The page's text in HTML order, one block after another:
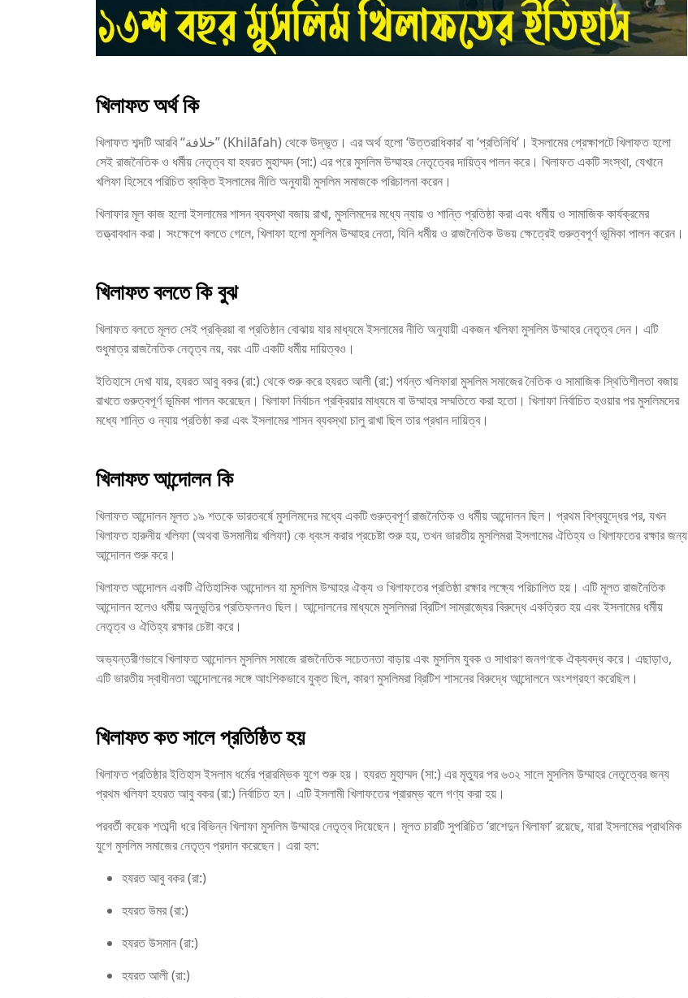
খিলাফত অর্থ কি
খিলাফত শব্দটি আরবি “خلافة” (Khilāfah) থেকে উদ্ভূত। এর অর্থ হলো ‘উত্তরাধিকার’ বা ‘প্রতিনিধি’। ইসলামের প্রেক্ষাপটে খিলাফত হলো
সেই রাজনৈতিক ও ধর্মীয় নেতৃত্ব যা হযরত মুহাম্মদ (সা:) এর পরে মুসলিম উম্মাহর নেতৃত্বের দায়িত্ব পালন করে। খিলাফত একটি সংস্থা, যেখানে
খলিফা হিসেবে পরিচিত ব্যক্তি ইসলামের নীতি অনুযায়ী মুসলিম সমাজকে পরিচালনা করেন।
খিলাফার মূল কাজ হলো ইসলামের শাসন ব্যবস্থা বজায় রাখা, মুসলিমদের মধ্যে ন্যায় ও শান্তি প্রতিষ্ঠা করা এবং ধর্মীয় ও সামাজিক কার্যক্রমের
তত্ত্বাবধান করা। সংক্ষেপে বলতে গেলে, খিলাফা হলো মুসলিম উম্মাহর নেতা, যিনি ধর্মীয় ও রাজনৈতিক উভয় ক্ষেত্রেই গুরুত্বপূর্ণ ভূমিকা পালন করেন।
খিলাফত বলতে কি বুঝ
খিলাফত বলতে মূলত সেই প্রক্রিয়া বা প্রতিষ্ঠান বোঝায় যার মাধ্যমে ইসলামের নীতি অনুযায়ী একজন খলিফা মুসলিম উম্মাহর নেতৃত্ব দেন। এটি
শুধুমাত্র রাজনৈতিক নেতৃত্ব নয়, বরং এটি একটি ধর্মীয় দায়িত্বও।
ইতিহাসে দেখা যায়, হযরত আবু বকর (রা:) থেকে শুরু করে হযরত আলী (রা:) পর্যন্ত খলিফারা মুসলিম সমাজের নৈতিক ও সামাজিক স্থিতিশীলতা বজায়
রাখতে গুরুত্বপূর্ণ ভূমিকা পালন করেছেন। খিলাফা নির্বাচন প্রক্রিয়ার মাধ্যমে বা উম্মাহর সম্মতিতে করা হতো। খিলাফা নির্বাচিত হওয়ার পর মুসলিমদের
মধ্যে শান্তি ও ন্যায় প্রতিষ্ঠা করা এবং ইসলামের শাসন ব্যবস্থা চালু রাখা ছিল তার প্রধান দায়িত্ব।
খিলাফত আন্দোলন কি
খিলাফত আন্দোলন মূলত ১৯ শতকে ভারতবর্ষে মুসলিমদের মধ্যে একটি গুরুত্বপূর্ণ রাজনৈতিক ও ধর্মীয় আন্দোলন ছিল। প্রথম বিশ্বযুদ্ধের পর, যখন
খিলাফত হারুনীয় খলিফা (অথবা উসমানীয় খলিফা) কে ধ্বংস করার প্রচেষ্টা শুরু হয়, তখন ভারতীয় মুসলিমরা ইসলামের ঐতিহ্য ও খিলাফতের রক্ষার জন্য
আন্দোলন শুরু করে।
খিলাফত আন্দোলন একটি ঐতিহাসিক আন্দোলন যা মুসলিম উম্মাহর ঐক্য ও খিলাফতের প্রতিষ্ঠা রক্ষার লক্ষ্যে পরিচালিত হয়। এটি মূলত রাজনৈতিক
আন্দোলন হলেও ধর্মীয় অনুভূতির প্রতিফলনও ছিল। আন্দোলনের মাধ্যমে মুসলিমরা ব্রিটিশ সাম্রাজ্যের বিরুদ্ধে একত্রিত হয় এবং ইসলামের ধর্মীয়
নেতৃত্ব ও ঐতিহ্য রক্ষার চেষ্টা করে।
অভ্যন্তরীণভাবে খিলাফত আন্দোলন মুসলিম সমাজে রাজনৈতিক সচেতনতা বাড়ায় এবং মুসলিম যুবক ও সাধারণ জনগণকে ঐক্যবদ্ধ করে। এছাড়াও,
এটি ভারতীয় স্বাধীনতা আন্দোলনের সঙ্গে আংশিকভাবে যুক্ত ছিল, কারণ মুসলিমরা ব্রিটিশ শাসনের বিরুদ্ধে আন্দোলনে অংশগ্রহণ করেছিল।
খিলাফত কত সালে প্রতিষ্ঠিত হয়
খিলাফত প্রতিষ্ঠার ইতিহাস ইসলাম ধর্মের প্রারম্ভিক যুগে শুরু হয়। হযরত মুহাম্মদ (সা:) এর মৃত্যুর পর ৬৩২ সালে মুসলিম উম্মাহর নেতৃত্বের জন্য
প্রথম খলিফা হযরত আবু বকর (রা:) নির্বাচিত হন। এটি ইসলামী খিলাফতের প্রারম্ভ বলে গণ্য করা হয়।
পরবর্তী কয়েক শতাব্দী ধরে বিভিন্ন খিলাফা মুসলিম উম্মাহর নেতৃত্ব দিয়েছেন। মূলত চারটি সুপরিচিত ‘রাশেদুন খিলাফা’ রয়েছে, যারা ইসলামের প্রাথমিক
যুগে মুসলিম সমাজের নেতৃত্ব প্রদান করেছেন। এরা হল:
হযরত আবু বকর (রা:)
হযরত উমর (রা:)
হযরত উসমান (রা:)
হযরত আলী (রা:)